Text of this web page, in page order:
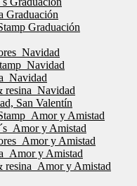
Graduación
Graduación
Navidad
Navidad
Navidad
resina Navidad
San Valentín
Amor y Amistad
Amor y Amistad
Amor y Amistad
Amor y Amistad
resina Amor y Amistad